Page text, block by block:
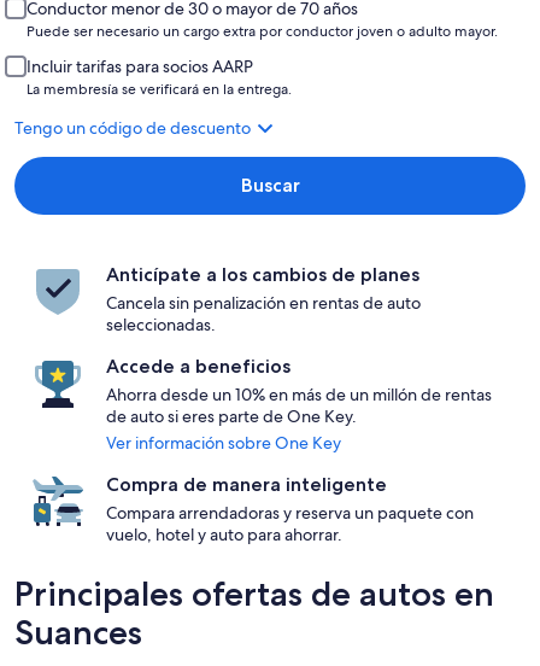
Conductor menor de 30 o mayor de 70 años
Puede ser necesario un cargo extra por conductor joven o adulto mayor.
Incluir tarifas para socios AARP
La membresía se verificará en la entrega.
Tengo un código de descuento
Buscar
Anticípate a los cambios de planes
Cancela sin penalización en rentas de auto
seleccionadas.
Accede a beneficios
Ahorra desde un 10% en más de un millón de rentas
de auto si eres parte de One Key.
Ver información sobre One Key
Compra de manera inteligente
Compara arrendadoras y reserva un paquete con
vuelo, hotel y auto para ahorrar.
Principales ofertas de autos en
Suances